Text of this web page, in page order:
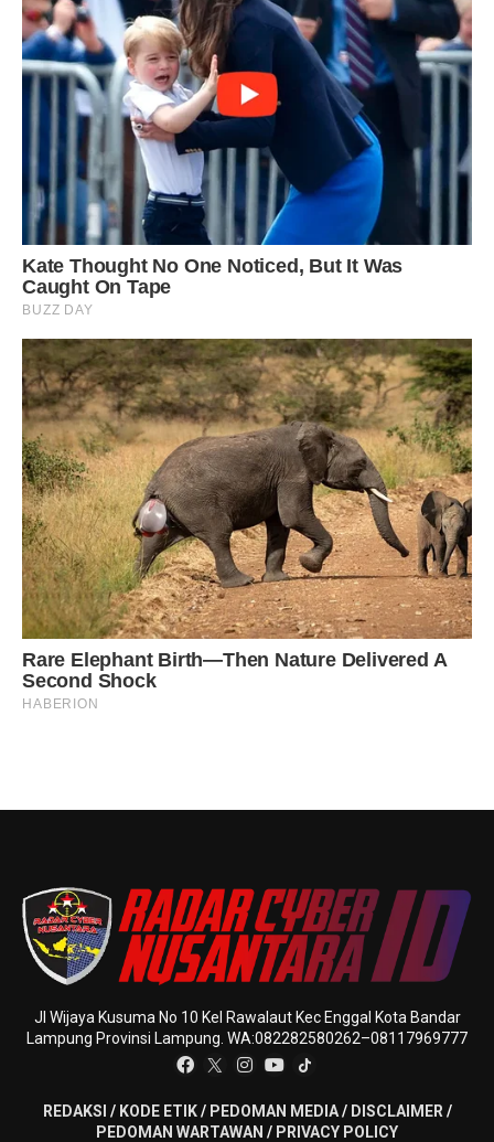
Jl Wijaya Kusuma No 10 Kel Rawalaut Kec Enggal Kota Bandar
Lampung Provinsi Lampung. WA:082282580262–08117969777
REDAKSI / KODE ETIK/ PEDOMAN MEDIA/ DISCLAIMER /
PEDOMAN WARTAWAN / PRIVACY POLICY